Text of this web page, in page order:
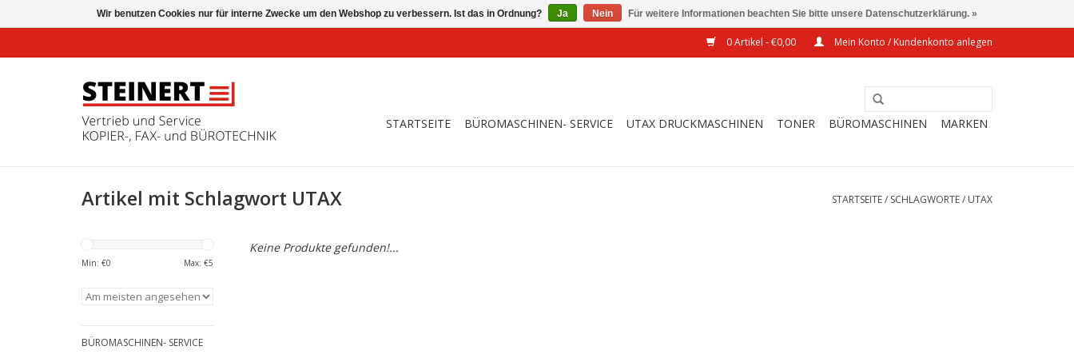
0 Artikel - €0,00 Mein Konto / Kundenkonto anlegen
STARTSEITE BÜROMASCHINEN- SERVICE UTAX DRUCKMASCHINEN TONER BÜROMASCHINEN MARKEN
Artikel mit Schlagwort UTAX STARTSEITE/ SCHLAGWORTE/ UTAX
Min: €0 Max: €5
BÜROMASCHINEN- SERVICE
Keine Produkte gefunden!...
Wir benutzen Cookies nur für interne Zwecke um den Webshop zu verbessern. Ist das in Ordnung? Ja Nein Für weitere Informationen beachten Sie bitte unsere Datenschutzerklärung. »